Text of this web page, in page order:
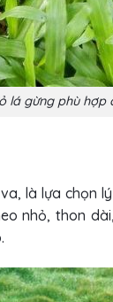
lá gừng phù hợp
là lựa chọn
nhỏ, thon